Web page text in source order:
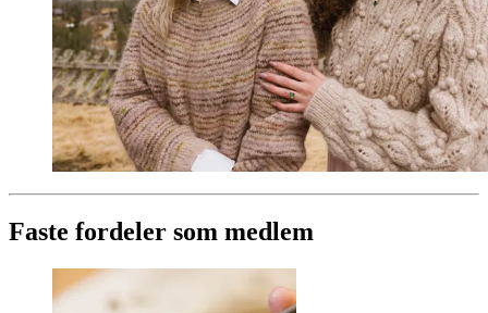
Faste fordeler som medlem